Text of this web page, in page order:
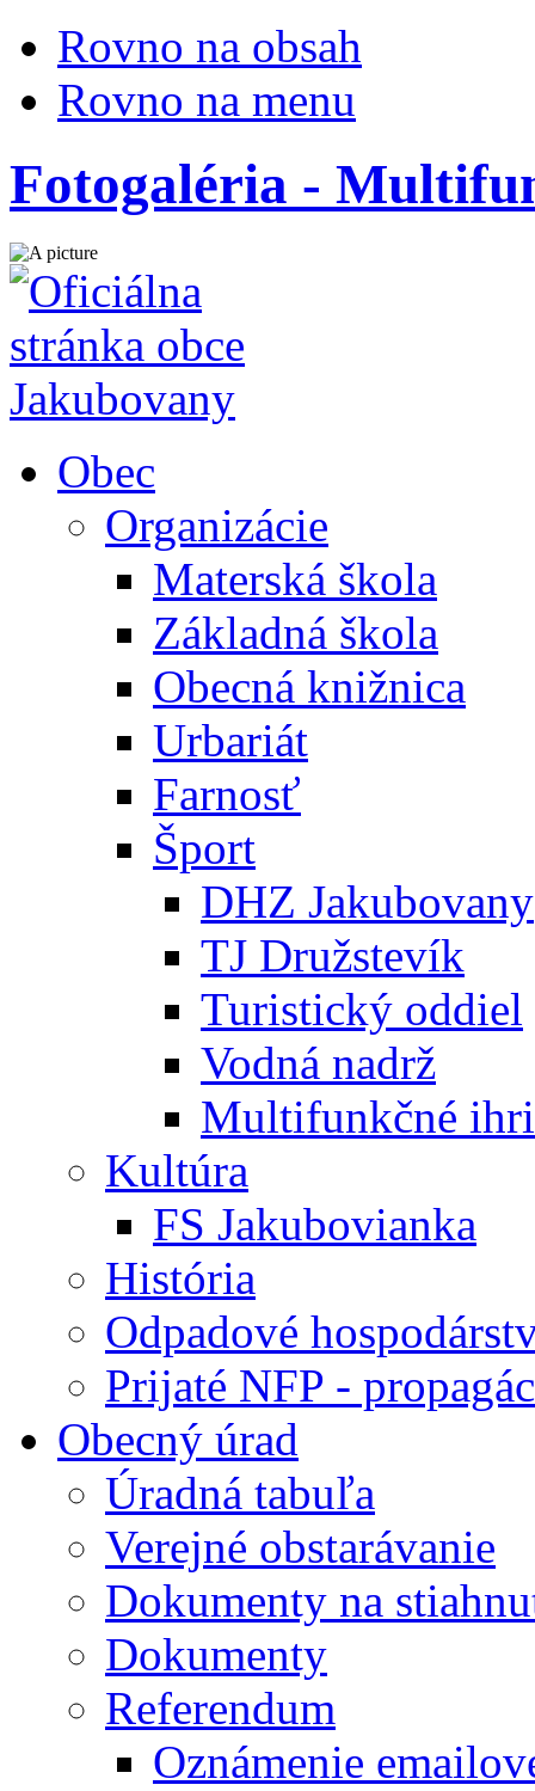
Rovno na obsah
Rovno na menu
Fotogaléria -
Obec
Organizácie
Materská škola
Základná škola
Obecná knižnica
Urbariát
Farnosť
Šport
DHZ Jakubovany
TJ Družstevík
Turistický oddiel
Vodná nadrž
Multifunkčné
Kultúra
FS Jakubovianka
História
Odpadové
Prijaté NFP -
Obecný úrad
Úradná tabuľa
Verejné obstarávanie
Dokumenty na
Dokumenty
Referendum
Oznámenie